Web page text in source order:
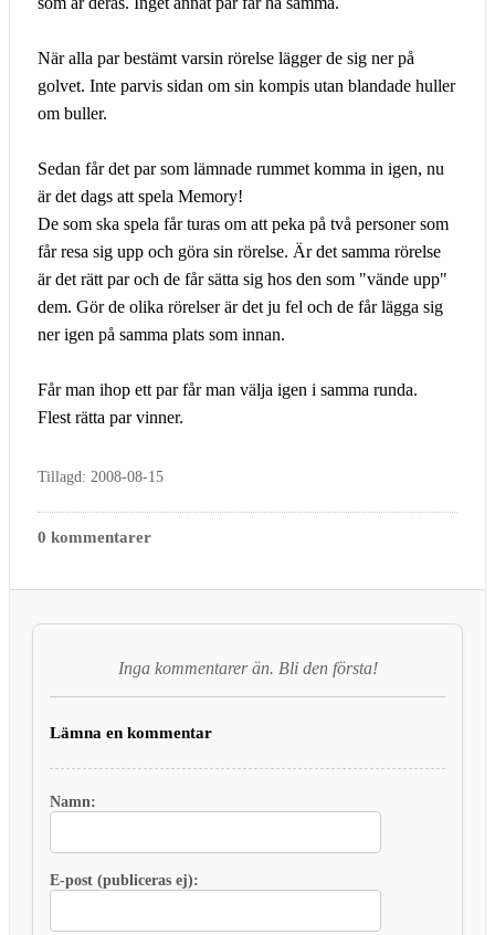
När alla par bestämt varsin rörelse lägger de sig ner på
golvet. Inte parvis sidan om sin kompis utan blandade huller
om buller.
Sedan får det par som lämnade rummet komma in igen, nu
är det dags att spela Memory!
De som ska spela får turas om att peka på två personer som
får resa sig upp och göra sin rörelse. Är det samma rörelse
är det rätt par och de får sätta sig hos den som "vände upp"
dem. Gör de olika rörelser är det ju fel och de får lägga sig
ner igen på samma plats som innan.
Får man ihop ett par får man välja igen i samma runda.
Flest rätta par vinner.
Tillagd: 2008-08-15
0 kommentarer
Inga kommentarer än. Bli den första!
Lämna en kommentar
Namn:
E-post (publiceras ej):